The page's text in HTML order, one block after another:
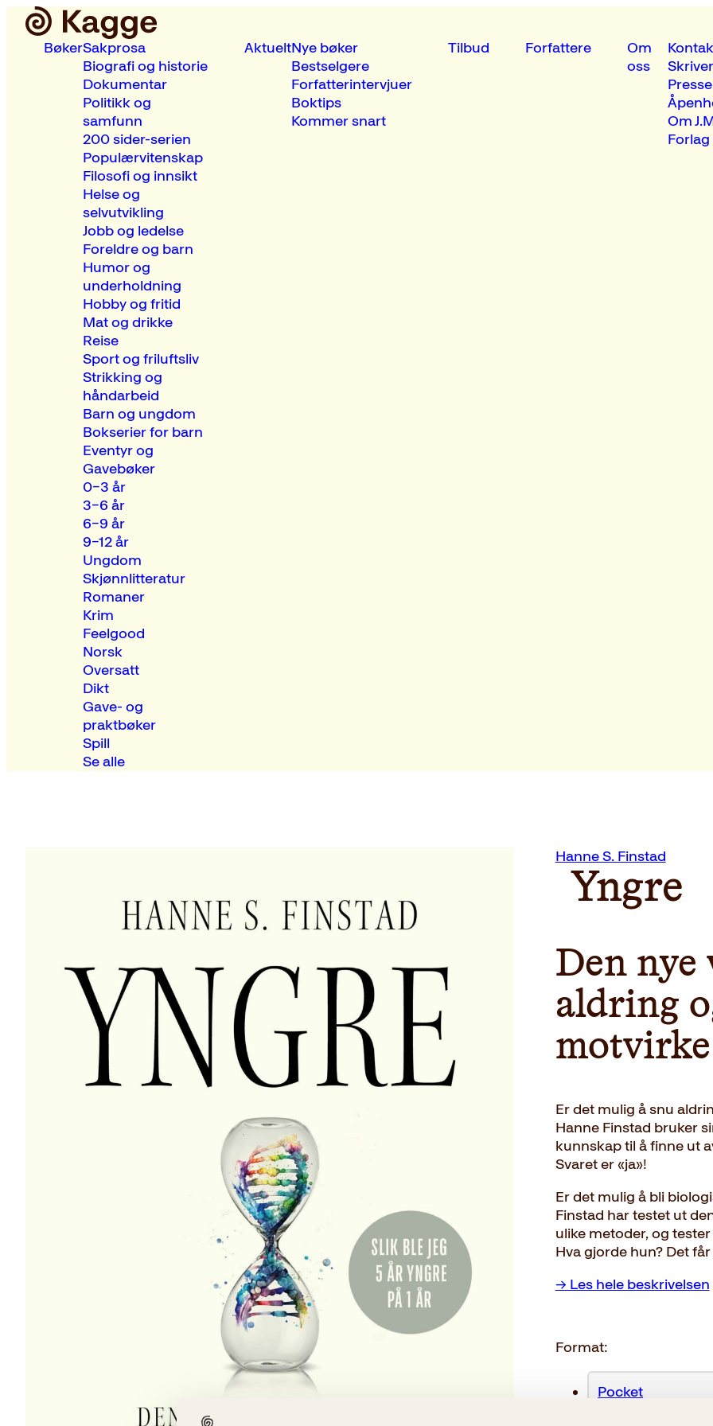
BøkerSakprosa
Biografi og historie
Dokumentar
Politikk og
samfunn
200 sider-serien
Populærvitenskap
Filosofi og innsikt
Helse og
selvutvikling
Jobb og ledelse
Foreldre og barn
Humor og
underholdning
Hobby og fritid
Mat og drikke
Reise
Sport og friluftsliv
Strikking og
håndarbeid
Barn og ungdom
Bokserier for barn
Eventyr og
Gavebøker
0–3 år
3–6 år
6–9 år
9–12 år
Ungdom
Skjønnlitteratur
Romaner
Krim
Feelgood
Norsk
Oversatt
Dikt
Gave- og
praktbøker
Spill
Se alle
AktueltNye bøker
Bestselgere
Forfatterintervjuer
Boktips
Kommer snart
Tilbud Forfattere
Om
oss
Presse
Om
Forlag
Hanne S. Finstad
Yngre
Den nye
aldring
Er det mulig å snu
Hanne Finstad bruker
kunnskap til å finne ut
Svaret er «ja»!
Er det mulig å bli
Finstad har testet ut
ulike metoder, og
Hva gjorde hun? Det
→ Les hele beskrivelsen
Format:
Pocket